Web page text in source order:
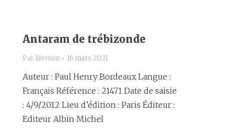
Antaram de trébizonde
Par lifemoz 16 mars 2021
Auteur : Paul Henry Bordeaux Langue :
Français Référence : 21471 Date de saisie
: 4/9/2012 Lieu d’édition : Paris Éditeur :
Editeur Albin Michel